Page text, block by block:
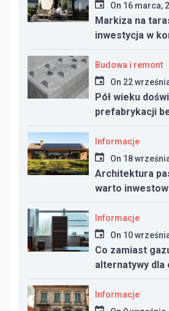
On 16 marca,
Markiza na
inwestycja w
i
Budowa i remont
On 22
Pół wieku
prefabrykacji
Informacje
On 18
Architektura
warto
Informacje
On 10
Co zamiast
alternatywy dla
nowym domu
Informacje